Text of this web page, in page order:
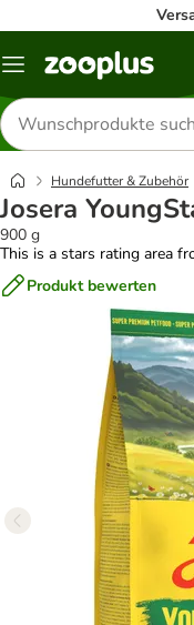
Menü
Produkte
suchen
Hundefutter & Zubehör
Josera
900 g
This is a stars rating area
Produkt bewerten